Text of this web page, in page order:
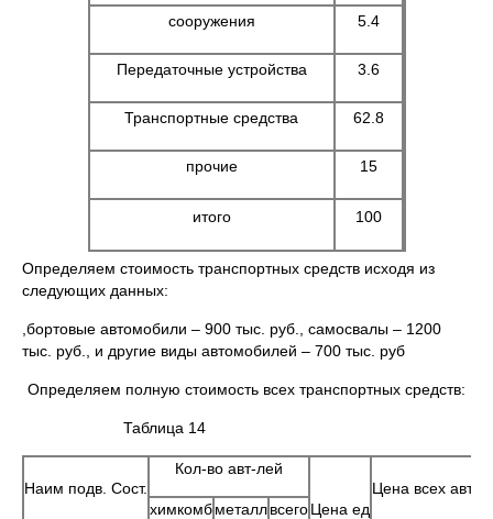
сооружения 5.4
Передаточные устройства 3.6
Транспортные средства 62.8
прочие 15
итого 100
Определяем стоимость транспортных средств исходя из
следующих данных:
,бортовые автомобили – 900 тыс. руб., самосвалы – 1200
тыс. руб., и другие виды автомобилей – 700 тыс. руб
Определяем полную стоимость всех транспортных средств:
Таблица 14
Наим подв. Сост.
Кол-во авт-лей
Цена ед
Цена всех авт
химкомбметаллвсего